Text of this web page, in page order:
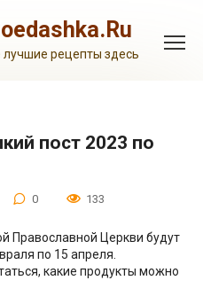
лучшие рецепты здесь
0 133
Православной Церкви будут
по 15 апреля.
какие продукты можно